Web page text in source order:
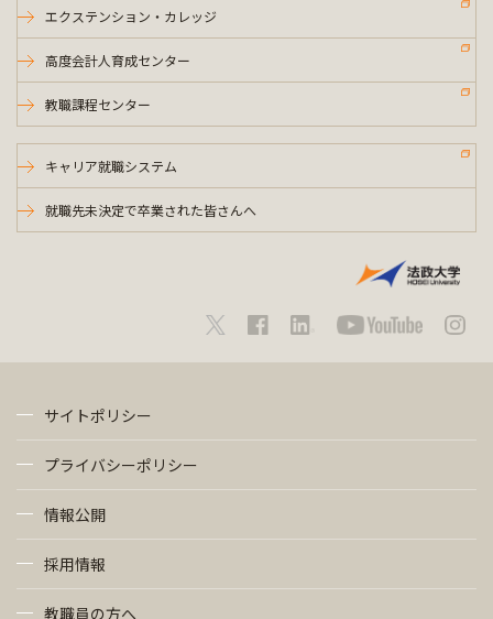
エクステンション・カレッジ
高度会計人育成センター
教職課程センター
キャリア就職システム
就職先未決定で卒業された皆さんへ
サイトポリシー
プライバシーポリシー
情報公開
採用情報
教職員の方へ